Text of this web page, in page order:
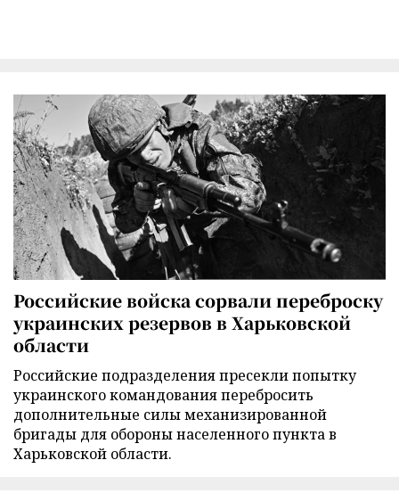
Российские войска сорвали переброску
украинских резервов в Харьковской
области
Российские подразделения пресекли попытку
украинского командования перебросить
дополнительные силы механизированной
бригады для обороны населенного пункта в
Харьковской области.